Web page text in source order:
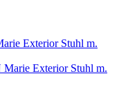
Exterior Stuhl m.